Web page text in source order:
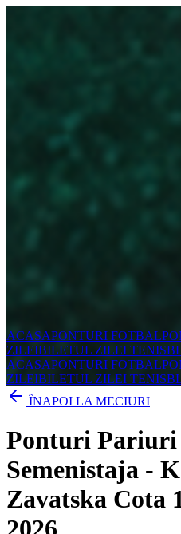
ACASAPONTURI FOTBAL
ZILEIBILETUL ZILEI TENIS
ACASAPONTURI FOTBAL
ZILEIBILETUL ZILEI TENIS
ÎNAPOI LA MECIURI
Ponturi
Semenistaja -
Zavatska Cota